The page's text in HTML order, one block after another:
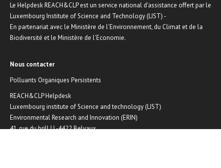
Le Helpdesk REACH&CLP est un service national d'assistance offert par le
Luxembourg Institute of Science and Technology (LIST) -
En partenariat avec le Ministère de l'Environnement, du Climat et de la
Biodiversité et le Ministère de l'Economie.
Nous contacter
Polluants Organiques Persistents
REACH&CLP Helpdesk
Luxembourg institute of Science and technology (LIST)
Environmental Research and Innovation (ERIN)
41, rue du brill | L-4422 Belvaux